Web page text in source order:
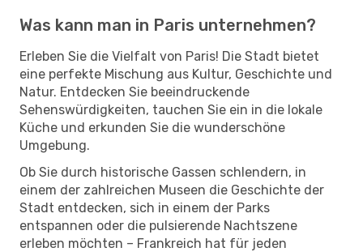
Was kann man in Paris unternehmen?
Erleben Sie die Vielfalt von Paris! Die Stadt bietet
eine perfekte Mischung aus Kultur, Geschichte und
Natur. Entdecken Sie beeindruckende
Sehenswürdigkeiten, tauchen Sie ein in die lokale
Küche und erkunden Sie die wunderschöne
Umgebung.
Ob Sie durch historische Gassen schlendern, in
einem der zahlreichen Museen die Geschichte der
Stadt entdecken, sich in einem der Parks
entspannen oder die pulsierende Nachtszene
erleben möchten – Frankreich hat für jeden